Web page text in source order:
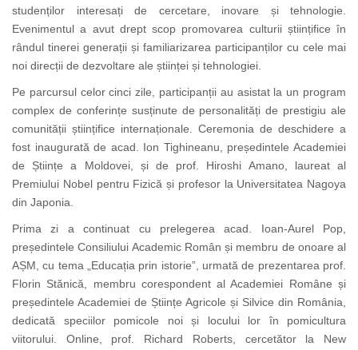
studenților interesați de cercetare, inovare și tehnologie.
Evenimentul a avut drept scop promovarea culturii științifice în
rândul tinerei generații și familiarizarea participanților cu cele mai
noi direcții de dezvoltare ale științei și tehnologiei.
Pe parcursul celor cinci zile, participanții au asistat la un program
complex de conferințe susținute de personalități de prestigiu ale
comunității științifice internaționale. Ceremonia de deschidere a
fost inaugurată de acad. Ion Tighineanu, președintele Academiei
de Științe a Moldovei, și de prof. Hiroshi Amano, laureat al
Premiului Nobel pentru Fizică și profesor la Universitatea Nagoya
din Japonia.
Prima zi a continuat cu prelegerea acad. Ioan-Aurel Pop,
președintele Consiliului Academic Român și membru de onoare al
AȘM, cu tema „Educația prin istorie”, urmată de prezentarea prof.
Florin Stănică, membru corespondent al Academiei Române și
președintele Academiei de Științe Agricole și Silvice din România,
dedicată speciilor pomicole noi și locului lor în pomicultura
viitorului. Online, prof. Richard Roberts, cercetător la New